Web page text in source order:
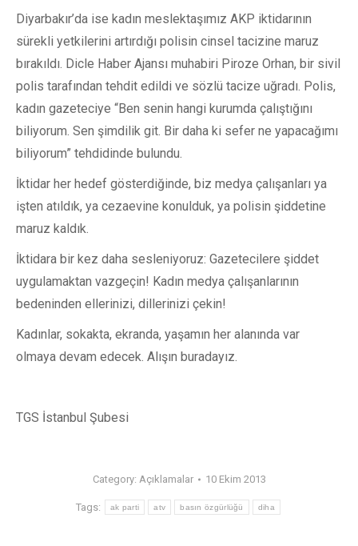
Diyarbakır’da ise kadın meslektaşımız AKP iktidarının
sürekli yetkilerini artırdığı polisin cinsel tacizine maruz
bırakıldı. Dicle Haber Ajansı muhabiri Piroze Orhan, bir sivil
polis tarafından tehdit edildi ve sözlü tacize uğradı. Polis,
kadın gazeteciye “Ben senin hangi kurumda çalıştığını
biliyorum. Sen şimdilik git. Bir daha ki sefer ne yapacağımı
biliyorum” tehdidinde bulundu.
İktidar her hedef gösterdiğinde, biz medya çalışanları ya
işten atıldık, ya cezaevine konulduk, ya polisin şiddetine
maruz kaldık.
İktidara bir kez daha sesleniyoruz: Gazetecilere şiddet
uygulamaktan vazgeçin! Kadın medya çalışanlarının
bedeninden ellerinizi, dillerinizi çekin!
Kadınlar, sokakta, ekranda, yaşamın her alanında var
olmaya devam edecek. Alışın buradayız.
TGS İstanbul Şubesi
Category: Açıklamalar 10 Ekim 2013
Tags: ak parti atv basın özgürlüğü diha